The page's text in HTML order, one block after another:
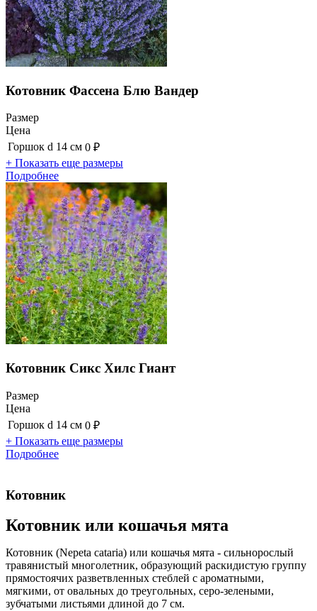
Котовник Фассена Блю Вандер
Размер
Цена
Горшок d 14 см 0 ₽
+ Показать еще размеры
Подробнее
Котовник Сикс Хилс Гиант
Размер
Цена
Горшок d 14 см 0 ₽
+ Показать еще размеры
Подробнее
Котовник
Котовник или кошачья мята
Котовник (Nepeta cataria) или кошачья мята - сильнорослый
травянистый многолетник, образующий раскидистую группу
прямостоячих разветвленных стеблей с ароматными,
мягкими, от овальных до треугольных, серо-зелеными,
зубчатыми листьями длиной до 7 см.